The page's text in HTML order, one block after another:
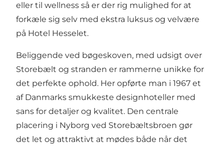
eller til wellness så er der rig mulighed for at
forkæle sig selv med ekstra luksus og velvære
på Hotel Hesselet.
Beliggende ved bøgeskoven, med udsigt over
Storebælt og stranden er rammerne unikke for
det perfekte ophold. Her opførte man i 1967 et
af Danmarks smukkeste designhoteller med
sans for detaljer og kvalitet. Den centrale
placering i Nyborg ved Storebæltsbroen gør
det let og attraktivt at mødes både når det